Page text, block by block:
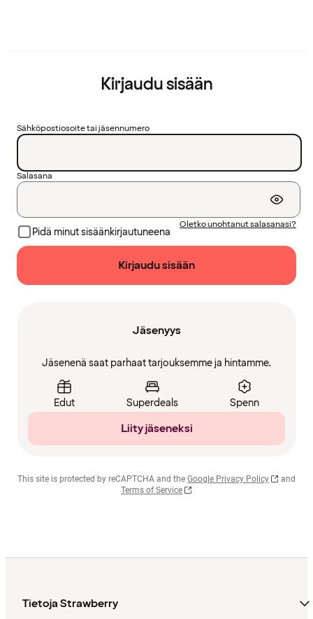
Kirjaudu sisään
Sähköpostiosoite tai jäsennumero
Salasana
Pidä minut sisäänkirjautuneena
Oletko unohtanut salasanasi?
Kirjaudu sisään
Jäsenyys
Jäsenenä saat parhaat tarjouksemme ja hintamme.
Edut Superdeals Spenn
Liity jäseneksi
This site is protected by reCAPTCHA and the Google Privacy Policy
and
Terms of Service
Tietoja Strawberry